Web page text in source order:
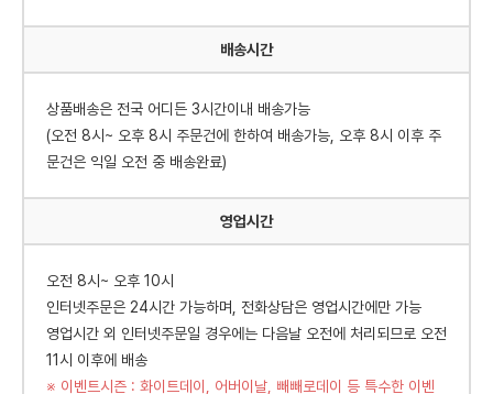
배송시간
상품배송은 전국 어디든 3시간이내 배송가능
(오전 8시~ 오후 8시 주문건에 한하여 배송가능, 오후 8시 이후 주
문건은 익일 오전 중 배송완료)
영업시간
오전 8시~ 오후 10시
인터넷주문은 24시간 가능하며, 전화상담은 영업시간에만 가능
영업시간 외 인터넷주문일 경우에는 다음날 오전에 처리되므로 오전
11시 이후에 배송
※ 이벤트시즌 : 화이트데이, 어버이날, 빼빼로데이 등 특수한 이벤